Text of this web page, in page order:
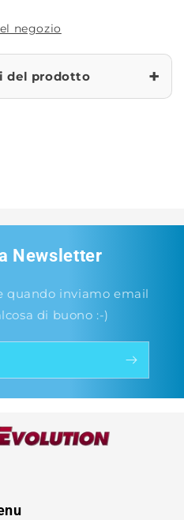
negozio
del prodotto +
Newsletter
quando inviamo email
di buono :-)